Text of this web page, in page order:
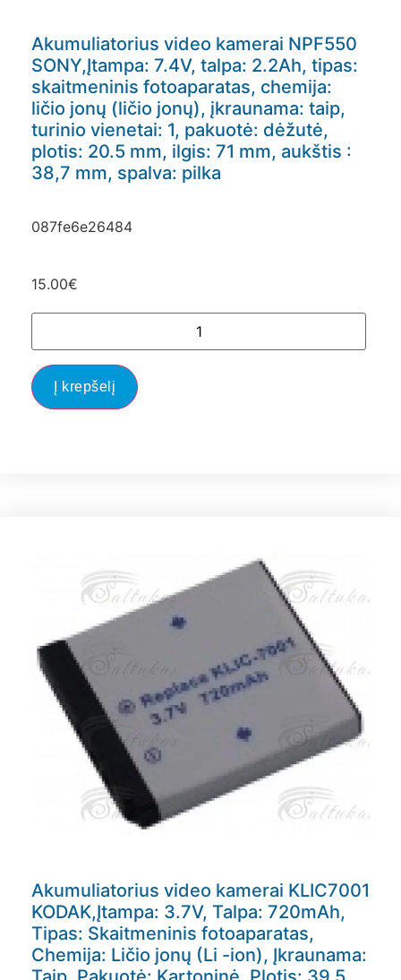
Akumuliatorius video kamerai NPF550
SONY,Įtampa: 7.4V, talpa: 2.2Ah, tipas:
skaitmeninis fotoaparatas, chemija:
ličio jonų (ličio jonų), įkraunama: taip,
turinio vienetai: 1, pakuotė: dėžutė,
plotis: 20.5 mm, ilgis: 71 mm, aukštis :
38,7 mm, spalva: pilka
087fe6e26484
15.00€
Į krepšelį
Akumuliatorius video kamerai KLIC7001
KODAK,Įtampa: 3.7V, Talpa: 720mAh,
Tipas: Skaitmeninis fotoaparatas,
Chemija: Ličio jonų (Li -ion), Įkraunama: